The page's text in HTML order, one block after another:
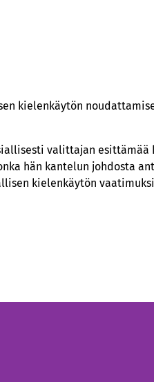
kielenkäytön
valittajan esittämää
hän kantelun johdosta
kielenkäytön